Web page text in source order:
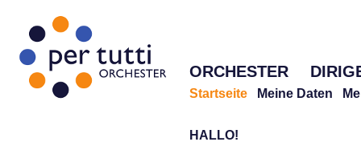
ORCHESTER
Startseite Meine Daten
HALLO!